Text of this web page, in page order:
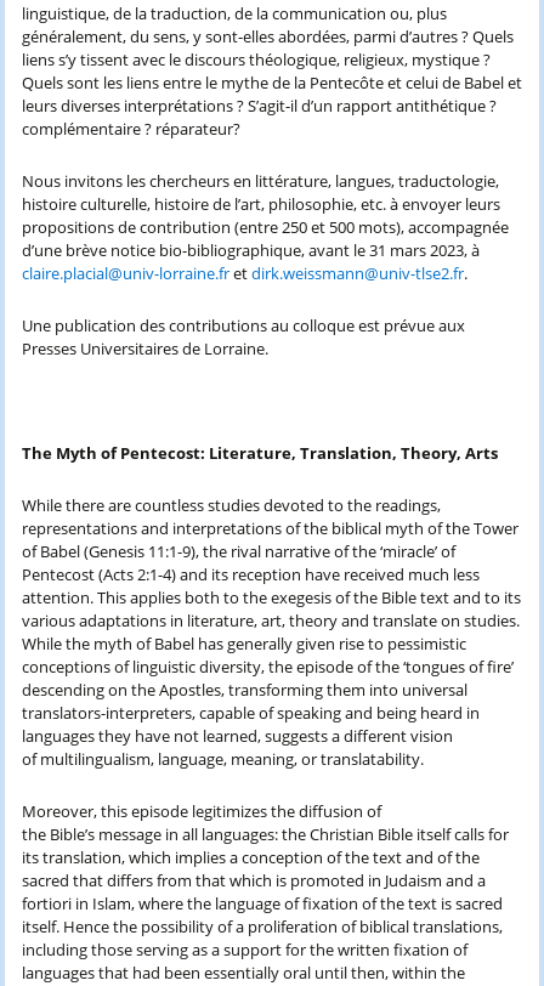
linguistique, de la traduction, de la communication ou, plus
généralement, du sens, y sont-elles abordées, parmi d’autres ? Quels
liens s’y tissent avec le discours théologique, religieux, mystique ?
Quels sont les liens entre le mythe de la Pentecôte et celui de Babel et
leurs diverses interprétations ? S’agit-il d’un rapport antithétique ?
complémentaire ? réparateur?
Nous invitons les chercheurs en littérature, langues, traductologie,
histoire culturelle, histoire de l’art, philosophie, etc. à envoyer leurs
propositions de contribution (entre 250 et 500 mots), accompagnée
d’une brève notice bio-bibliographique, avant le 31 mars 2023, à
claire.placial@univ-lorraine.fretdirk.weissmann@univ-tlse2.fr.
Une publication des contributions au colloque est prévue aux
Presses Universitaires de Lorraine.
The Myth of Pentecost: Literature, Translation, Theory, Arts
While there are countless studies devoted to the readings,
representations and interpretations of the biblical myth of the Tower
of Babel (Genesis 11:1-9), the rival narrative of the ‘miracle’ of
Pentecost (Acts 2:1-4) and its reception have received much less
attention. This applies both to the exegesis of the Bible text and to its
various adaptations in literature, art, theory and translate on studies.
While the myth of Babel has generally given rise to pessimistic
conceptions of linguistic diversity, the episode of the ‘tongues of fire’
descending on the Apostles, transforming them into universal
translators-interpreters, capable of speaking and being heard in
languages they have not learned, suggests a different vision
of multilingualism, language, meaning, or translatability.
Moreover, this episode legitimizes the diffusion of
the Bible’s message in all languages: the Christian Bible itself calls for
its translation, which implies a conception of the text and of the
sacred that differs from that which is promoted in Judaism and a
fortiori in Islam, where the language of fixation of the text is sacred
itself. Hence the possibility of a proliferation of biblical translations,
including those serving as a support for the written fixation of
languages that had been essentially oral until then, within the